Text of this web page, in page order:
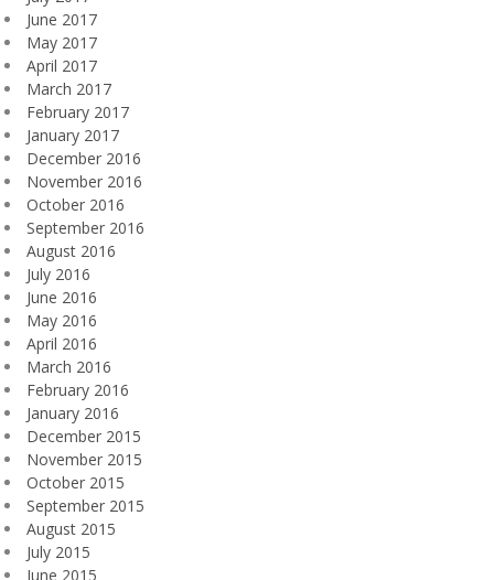
June 2017
May 2017
April 2017
March 2017
February 2017
January 2017
December 2016
November 2016
October 2016
September 2016
August 2016
July 2016
June 2016
May 2016
April 2016
March 2016
February 2016
January 2016
December 2015
November 2015
October 2015
September 2015
August 2015
July 2015
June 2015